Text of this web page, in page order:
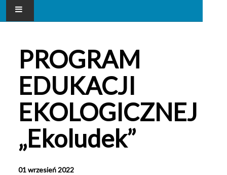
NASZE PRZEDSZKOLE
DLA RODZICA
GALERIA
KONTAKT
PROGRAM
EDUKACJI
EKOLOGICZNEJ
„Ekoludek”
01 wrzesień 2022